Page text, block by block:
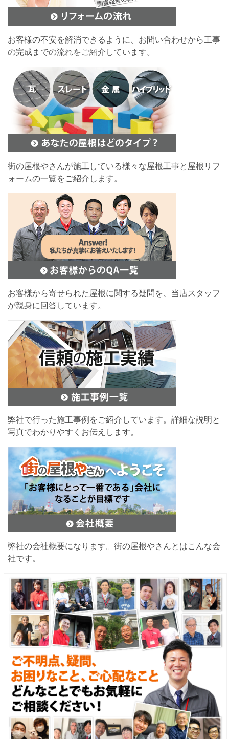
お客様の不安を解消できるように、お問い合わせから工事
の完成までの流れをご紹介しています。
街の屋根やさんが施工している様々な屋根工事と屋根リフ
ォームの一覧をご紹介します。
お客様から寄せられた屋根に関する疑問を、当店スタッフ
が親身に回答しています。
弊社で行った施工事例をご紹介しています。詳細な説明と
写真でわかりやすくお伝えします。
弊社の会社概要になります。街の屋根やさんとはこんな会
社です。